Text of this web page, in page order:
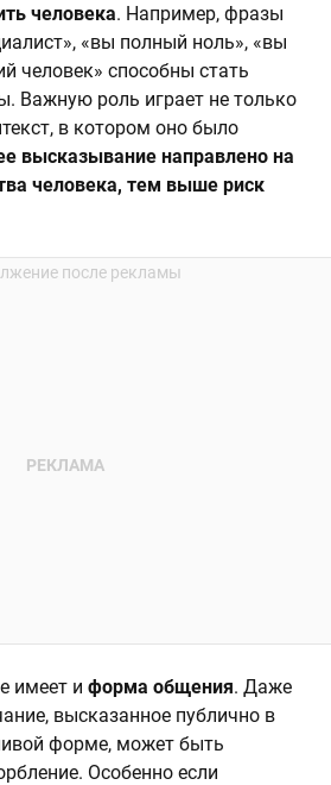
человека. Например, фразы
«вы полный ноль», «вы
человек» способны стать
Важную роль играет не только
в котором оно было
высказывание направлено на
человека, тем выше риск
имеет и форма общения. Даже
высказанное публично в
форме, может быть
Особенно если